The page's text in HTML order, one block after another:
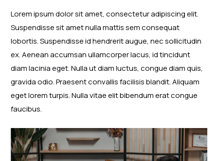
Lorem ipsum dolor sit amet, consectetur adipiscing elit.
Suspendisse sit amet nulla mattis sem consequat
lobortis. Suspendisse id hendrerit augue, nec sollicitudin
ex. Aenean accumsan ullamcorper lacus, id tincidunt
diam lacinia eget. Nulla ut diam luctus, congue diam quis,
gravida odio. Praesent convallis facilisis blandit. Aliquam
eget lorem turpis. Nulla vitae elit bibendum erat congue
faucibus.